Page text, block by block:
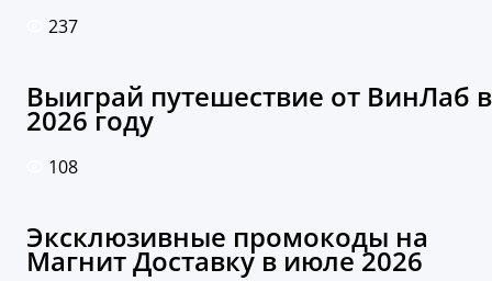
237
Выиграй путешествие от ВинЛаб в
2026 году
108
Эксклюзивные промокоды на
Магнит Доставку в июле 2026